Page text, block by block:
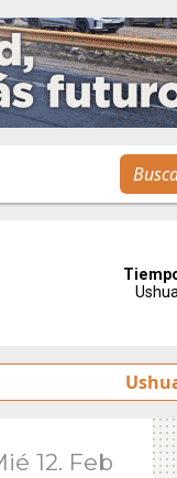
con una agenda
12. Feb